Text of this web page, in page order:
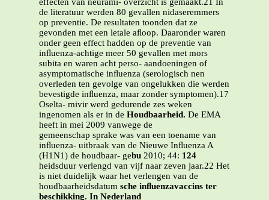
effecten van neurami- overzicht is gemaakt.21 In
de literatuur werden 80 gevallen nidaseremmers
op preventie. De resultaten toonden dat ze
gevonden met een letale aﬂoop. Daaronder waren
onder geen effect hadden op de preventie van
inﬂuenza-achtige meer 50 gevallen met mors
subita en waren acht perso- aandoeningen of
asymptomatische inﬂuenza (serologisch nen
overleden ten gevolge van ongelukken die werden
bevestigde inﬂuenza, maar zonder symptomen).17
Oselta- mivir werd gedurende zes weken
ingenomen als er in de Houdbaarheid. De EMA
heeft in mei 2009 vanwege de
gemeenschap sprake was van een toename van
inﬂuenza- uitbraak van de Nieuwe Inﬂuenza A
(H1N1) de houdbaar- gebu 2010; 44: 124
heidsduur verlengd van vijf naar zeven jaar.22 Het
is niet duidelijk waar het verlengen van de
houdbaarheidsdatum sche inﬂuenzavaccins ter
beschikking. In Nederland